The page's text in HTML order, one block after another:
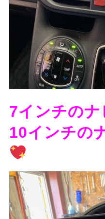
7インチのナ
10インチの